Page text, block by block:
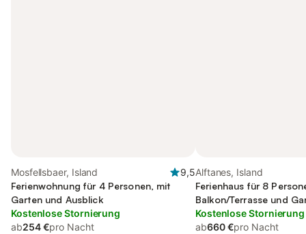
Mosfellsbaer, Island
9,5
Ferienwohnung für 4 Personen, mit
Garten und Ausblick
Kostenlose Stornierung
ab254 €pro Nacht
Alftanes, Island
Ferienhaus für 8
Balkon/Terrasse und
Kostenlose Stornierung
ab660 €pro Nacht